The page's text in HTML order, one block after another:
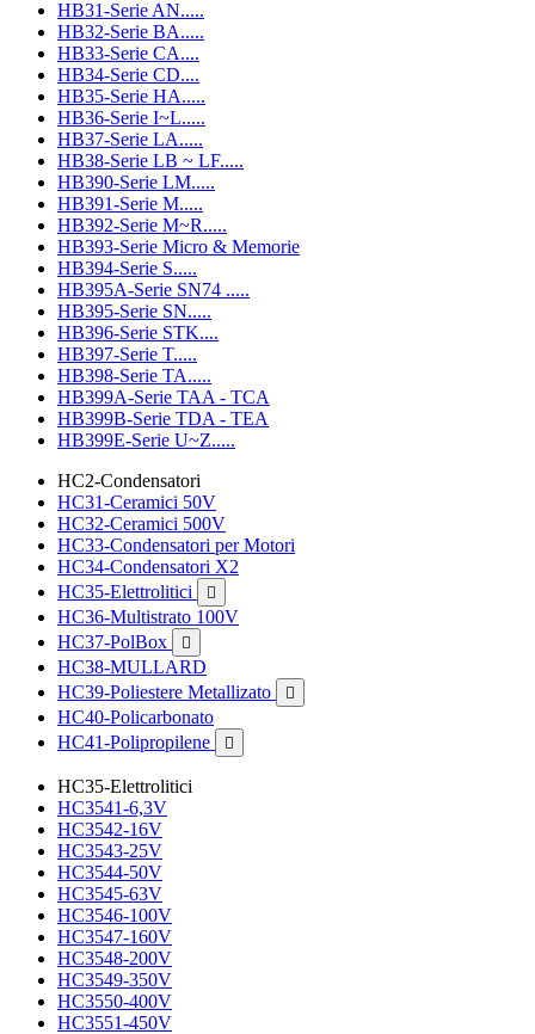
HB31-Serie AN.....
HB32-Serie BA.....
HB33-Serie CA....
HB34-Serie CD....
HB35-Serie HA.....
HB36-Serie I~L.....
HB37-Serie LA.....
HB38-Serie LB ~ LF.....
HB390-Serie LM.....
HB391-Serie M.....
HB392-Serie M~R.....
HB393-Serie Micro & Memorie
HB394-Serie S.....
HB395A-Serie SN74 .....
HB395-Serie SN.....
HB396-Serie STK....
HB397-Serie T.....
HB398-Serie TA.....
HB399A-Serie TAA - TCA
HB399B-Serie TDA - TEA
HB399E-Serie U~Z.....
HC2-Condensatori
HC31-Ceramici 50V
HC32-Ceramici 500V
HC33-Condensatori per Motori
HC34-Condensatori X2
HC35-Elettrolitici

HC36-Multistrato 100V
HC37-PolBox

HC38-MULLARD
HC39-Poliestere Metallizato

HC40-Policarbonato
HC41-Polipropilene

HC35-Elettrolitici
HC3541-6,3V
HC3542-16V
HC3543-25V
HC3544-50V
HC3545-63V
HC3546-100V
HC3547-160V
HC3548-200V
HC3549-350V
HC3550-400V
HC3551-450V